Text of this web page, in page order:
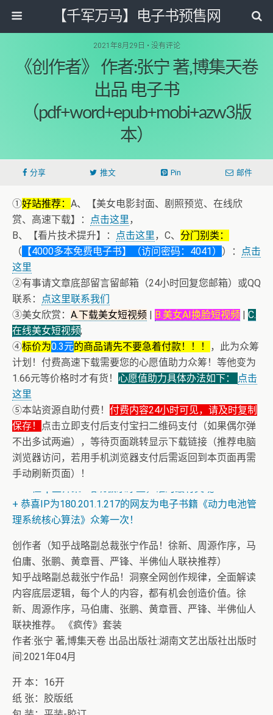
【千军万马】电子书预售网
2021年8月29日 • 没有评论
《创作者》 作者:张宁 著,博集天卷
出品 电子书
（pdf+word+epub+mobi+azw3版
本）
分享 推文 Pin 邮件
①好站推荐： A、【美女电影封面、剧照预览、在线欣
赏、高速下载】：
点击这里，
B、【看片技术提升】：
点击这里，C、 分门别类：
（ 【4000多本免费电子书】（访问密码：4041） ）：
点击
这里
②有事请文章底部留言留邮箱（24小时回复您邮箱）或QQ
联系：
点这里联系我们
③美女欣赏： A.下载美女短视频 | B.美女AI换脸短视频 | C.
在线美女短视频;
④标价为0.3元的商品请先不要急着付款！！！
，此为众筹
计划！付费高速下载需要您的心愿值助力众筹！等他变为
1.66元等价格时才有货！ 心愿值助力具体办法如下：
点击
这里
⑤本站资源自助付费！ 付费内容24小时可见，请及时复制
保存！
点击立即支付后支付宝扫二维码支付（如果偶尔弹
不出多试两遍），等待页面跳转显示下载链接（推荐电脑
浏览器访问，若用手机浏览器支付后需返回到本页面再需
手动刷新页面）！
+ 恭喜IP为180.201.1.217的网友为电子书籍《动力电池管
理系统核心算法》众筹一次！
创作者（知乎战略副总裁张宁作品！徐新、周源作序，马
伯庸、张鹏、黄章晋、严锋、半佛仙人联袂推荐）
知乎战略副总裁张宁作品！洞察全网创作规律，全面解读
内容底层逻辑，每个人的内容，都有机会创造价值。徐
新、周源作序，马伯庸、张鹏、黄章晋、严锋、半佛仙人
联袂推荐。 《疯传》套装
作者:张宁 著,博集天卷 出品出版社:湖南文艺出版社出版时
间:2021年04月
开 本：16开
纸 张：胶版纸